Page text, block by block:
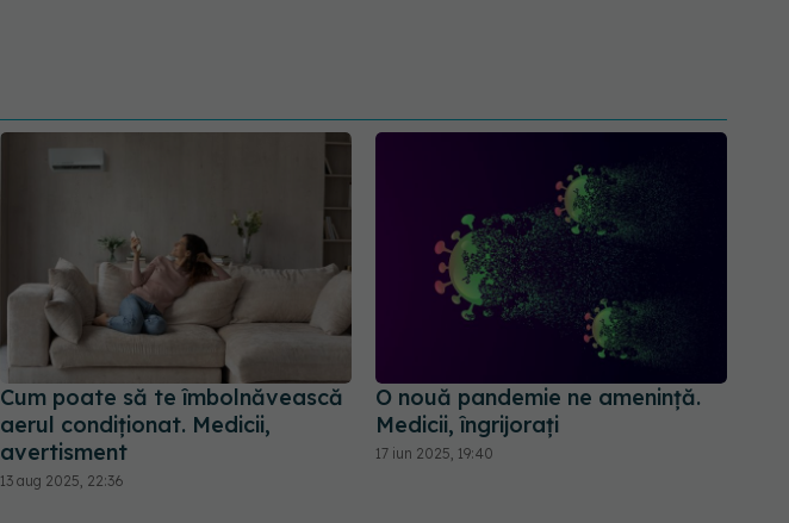
Cum poate să te îmbolnăvească
aerul condiționat. Medicii,
avertisment
13 aug 2025, 22:36
O nouă pandemie ne amenință.
Medicii, îngrijorați
17 iun 2025, 19:40